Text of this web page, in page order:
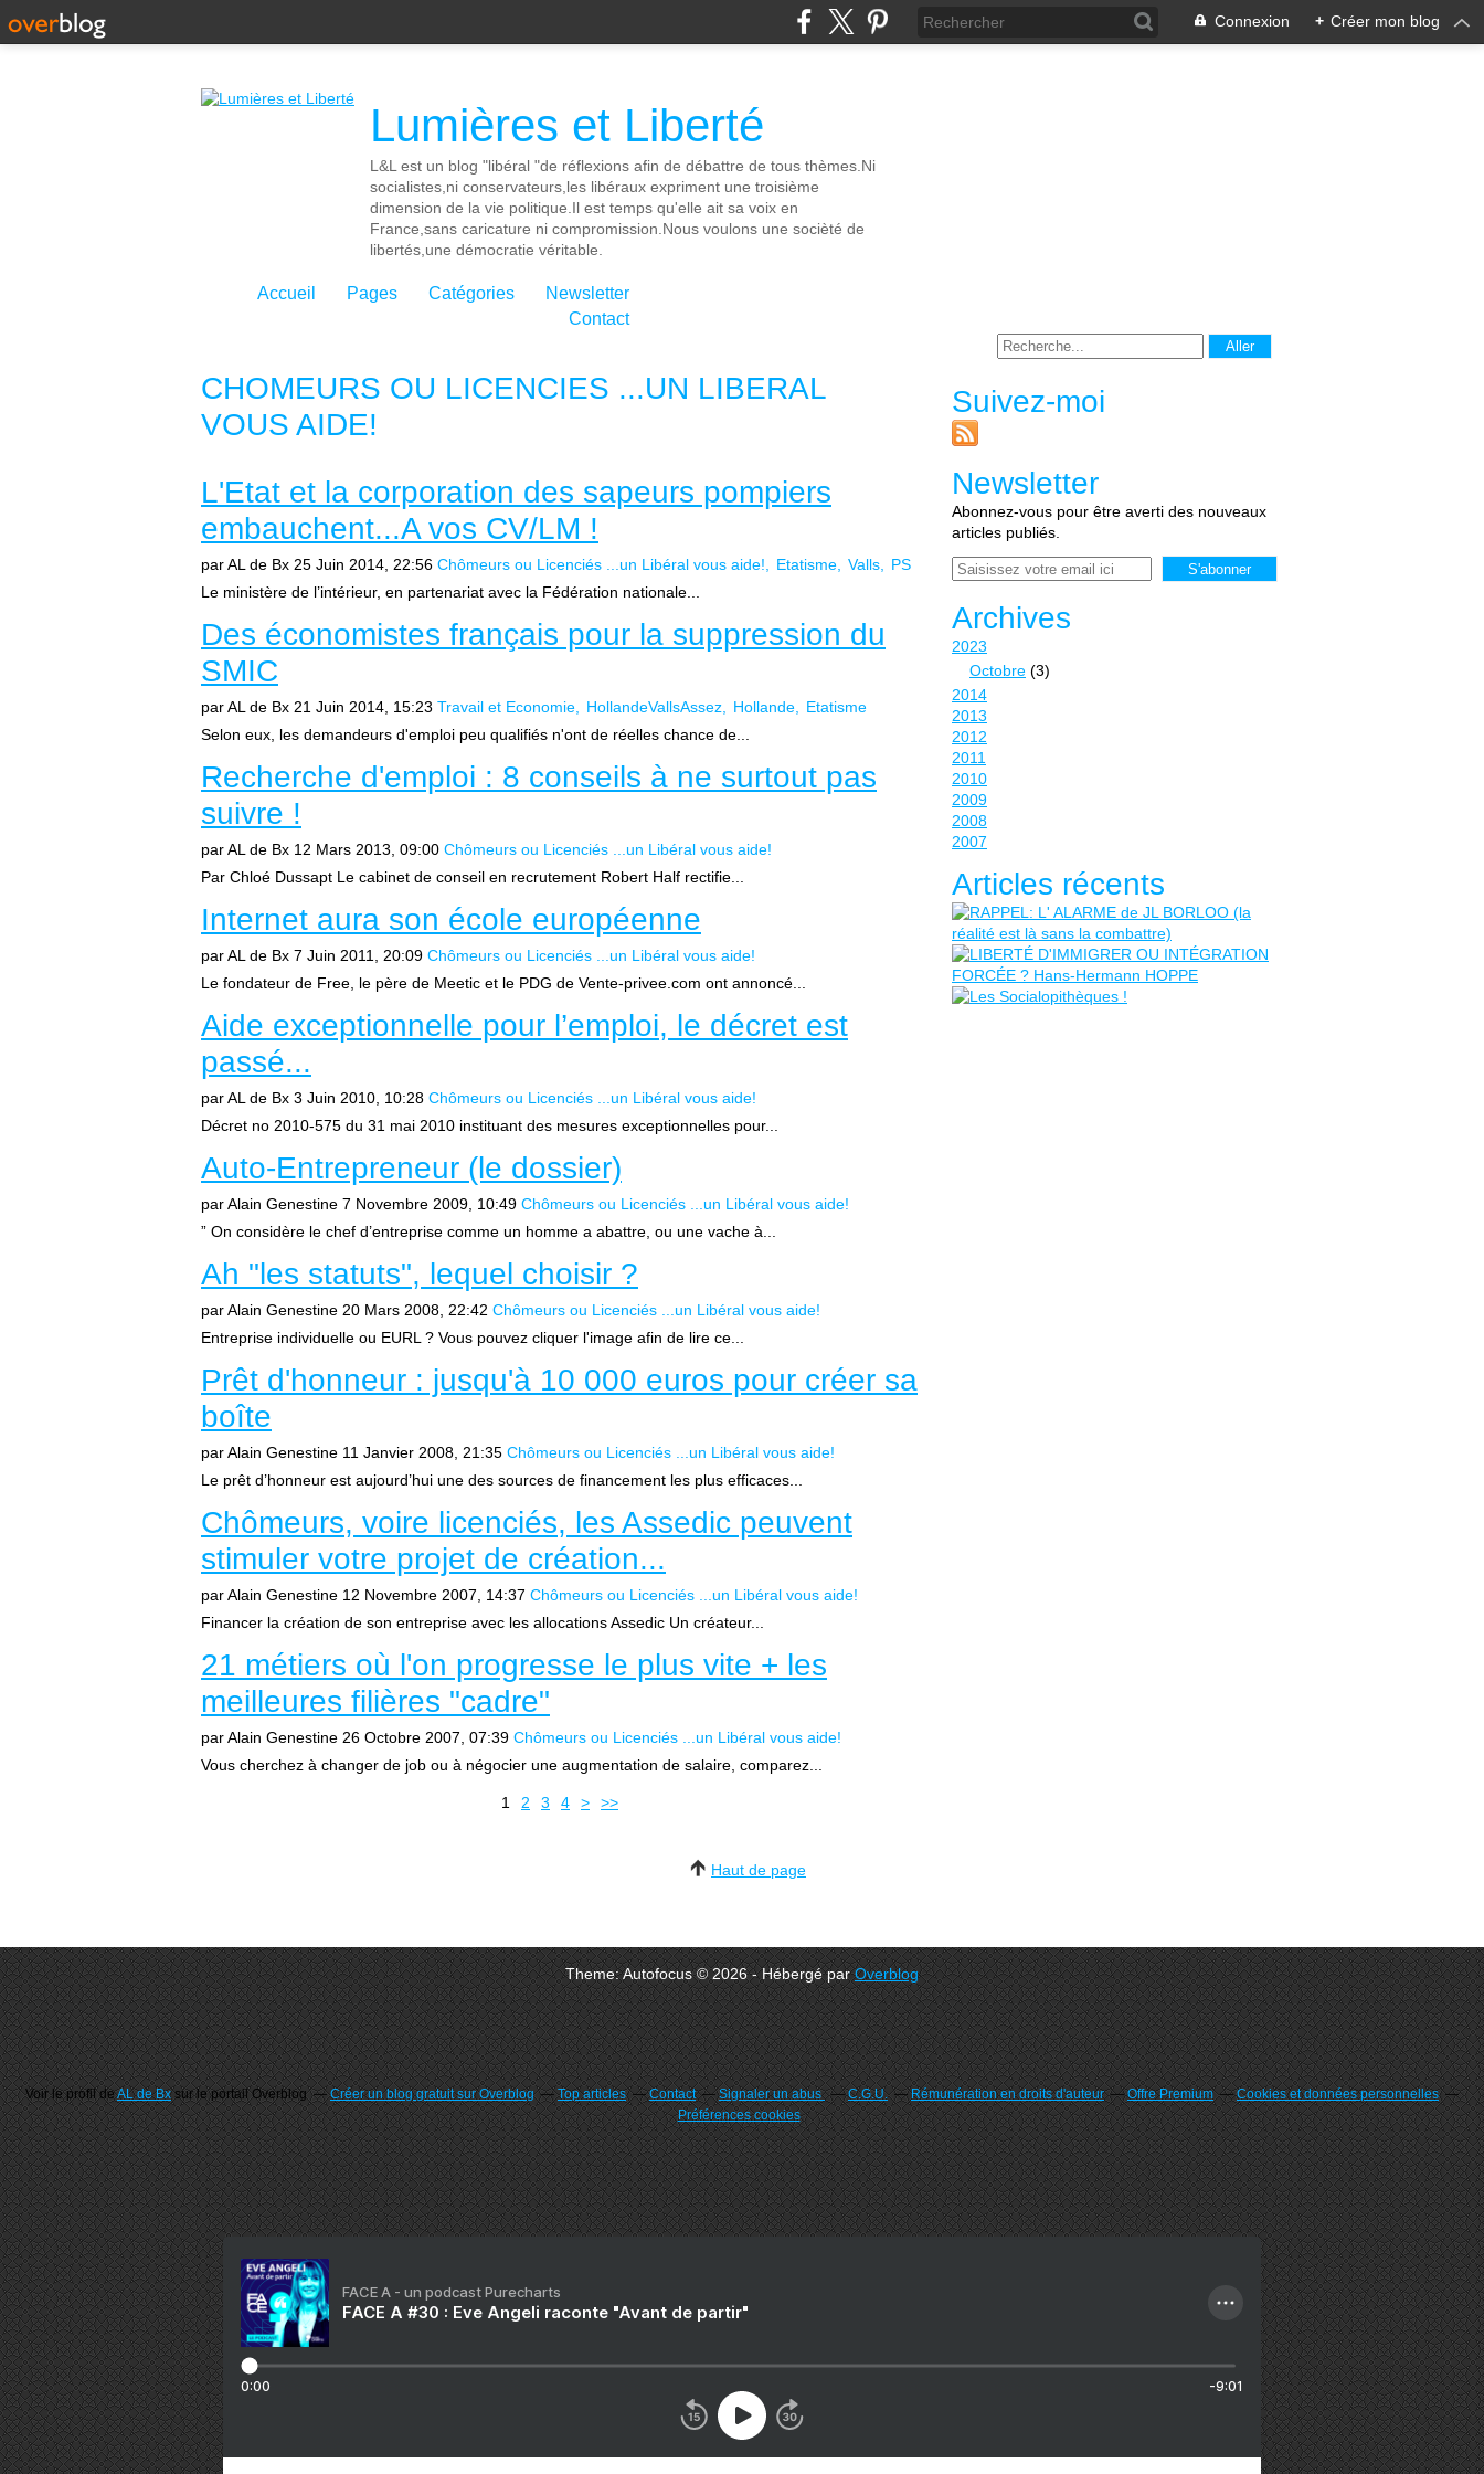
Connexion + Créer mon blog
Lumières et Liberté
L&L est un blog "libéral "de réflexions afin de débattre de tous thèmes.Ni
socialistes,ni conservateurs,les libéraux expriment une troisième
dimension de la vie politique.Il est temps qu'elle ait sa voix en
France,sans caricature ni compromission.Nous voulons une socièté de
libertés,une démocratie véritable.
Accueil Pages Catégories
Newsletter
Contact
CHOMEURS OU LICENCIES ...UN LIBERAL
VOUS AIDE!
L'Etat et la corporation des sapeurs pompiers
embauchent...A vos CV/LM !
par AL de Bx 25 Juin 2014, 22:56 Chômeurs ou Licenciés ...un Libéral vous aide! Etatisme Valls
PS
Le ministère de l’intérieur, en partenariat avec la Fédération nationale...
Des économistes français pour la suppression du
SMIC
par AL de Bx 21 Juin 2014, 15:23 Travail et Economie HollandeVallsAssez Hollande
Etatisme
Selon eux, les demandeurs d'emploi peu qualifiés n'ont de réelles chance de...
Recherche d'emploi : 8 conseils à ne surtout pas
suivre !
par AL de Bx 12 Mars 2013, 09:00 Chômeurs ou Licenciés ...un Libéral vous aide!
Par Chloé Dussapt Le cabinet de conseil en recrutement Robert Half rectifie...
Internet aura son école européenne
par AL de Bx 7 Juin 2011, 20:09 Chômeurs ou Licenciés ...un Libéral vous aide!
Le fondateur de Free, le père de Meetic et le PDG de Vente-privee.com ont annoncé...
Aide exceptionnelle pour l’emploi, le décret est
passé...
par AL de Bx 3 Juin 2010, 10:28 Chômeurs ou Licenciés ...un Libéral vous aide!
Décret no 2010-575 du 31 mai 2010 instituant des mesures exceptionnelles pour...
Auto-Entrepreneur (le dossier)
par Alain Genestine 7 Novembre 2009, 10:49 Chômeurs ou Licenciés ...un Libéral vous aide!
” On considère le chef d’entreprise comme un homme a abattre, ou une vache à...
Ah "les statuts", lequel choisir ?
par Alain Genestine 20 Mars 2008, 22:42 Chômeurs ou Licenciés ...un Libéral vous aide!
Entreprise individuelle ou EURL ? Vous pouvez cliquer l'image afin de lire ce...
Prêt d'honneur : jusqu'à 10 000 euros pour créer sa
boîte
par Alain Genestine 11 Janvier 2008, 21:35 Chômeurs ou Licenciés ...un Libéral vous aide!
Le prêt d’honneur est aujourd’hui une des sources de financement les plus efficaces...
Chômeurs, voire licenciés, les Assedic peuvent
stimuler votre projet de création...
par Alain Genestine 12 Novembre 2007, 14:37 Chômeurs ou Licenciés ...un Libéral vous aide!
Financer la création de son entreprise avec les allocations Assedic Un créateur...
21 métiers où l'on progresse le plus vite + les
meilleures filières "cadre"
par Alain Genestine 26 Octobre 2007, 07:39 Chômeurs ou Licenciés ...un Libéral vous aide!
Vous cherchez à changer de job ou à négocier une augmentation de salaire, comparez...
1 2 3 4 > >>
Suivez-moi
Newsletter
Abonnez-vous pour être averti des nouveaux
articles publiés.
Email
Archives
2023
Octobre (3)
2014
2013
2012
2011
2010
2009
2008
2007
Articles récents
Haut de page
Theme: Autofocus © 2026 - Hébergé parOverblog
Voir le profil deAL de Bxsur le portail Overblog Créer un blog gratuit sur Overblog Top articles Contact Signaler un abus C.G.U. Rémunération en droits d'auteur Offre Premium
Cookies et données personnelles
Préférences cookies
FACE A - un podcast Purecharts
FACE A #30 : Eve Angeli raconte "Avant de partir"
0:00 -9:01